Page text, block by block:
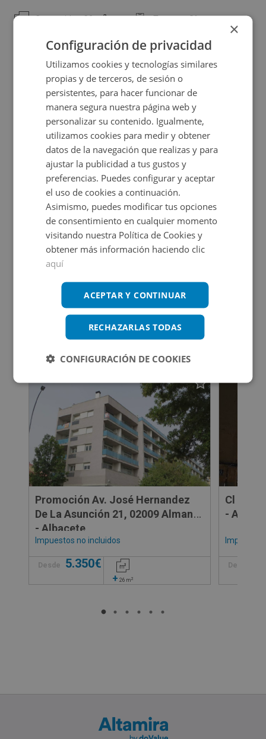
Construidos:32 m2 Trastero:Sí
Ubicación
Ampliar mapa
Ver en mapa
Promociones asociadas
Aparca la busqueda
Ver más inmuebles
Promoción Av. José Hernandez
De La Asunción 21, 02009 Almansa
- Albacete
Impuestos no incluidos
Desde 5.350€
+ 26 m2
Cl
-
Desde
×
Configuración de privacidad
Utilizamos cookies y tecnologías similares
propias y de terceros, de sesión o
persistentes, para hacer funcionar de
manera segura nuestra página web y
personalizar su contenido. Igualmente,
utilizamos cookies para medir y obtener
datos de la navegación que realizas y para
ajustar la publicidad a tus gustos y
preferencias. Puedes configurar y aceptar
el uso de cookies a continuación.
Asimismo, puedes modificar tus opciones
de consentimiento en cualquier momento
visitando nuestra Política de Cookies y
obtener más información haciendo clic
aquí
ACEPTAR Y CONTINUAR
RECHAZARLAS TODAS
CONFIGURACIÓN DE COOKIES